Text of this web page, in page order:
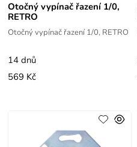
Otočný vypínač řazení 1/0,
RETRO
Otočný vypínač řazení 1/0, RETRO
14 dnů
569 Kč